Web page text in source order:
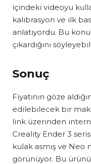
içindeki videoyu
kalibrasyon ve ilk
anlatıyordu. Bu
çıkardığını
Sonuç
Fiyatının göze
edilebilecek bir
link üzerinden
Creality Ender 3
kulak asmış ve Neo
görünüyor. Bu ürünü